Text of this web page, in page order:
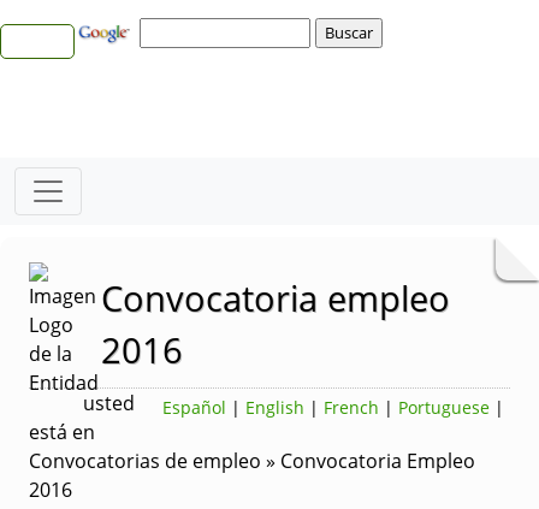
Convocatoria empleo
2016
Español | English | French | Portuguese |
usted
está en
Convocatorias de empleo » Convocatoria Empleo
2016